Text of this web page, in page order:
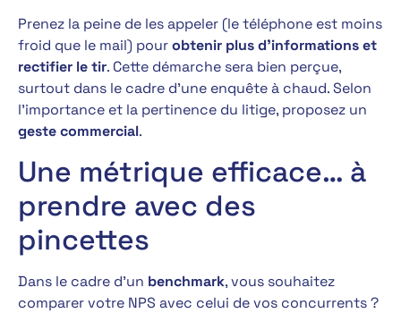
Prenez la peine de les appeler (le téléphone est moins
froid que le mail) pourobtenir plus d’informations et
rectifier le tir. Cette démarche sera bien perçue,
surtout dans le cadre d’une enquête à chaud. Selon
l’importance et la pertinence du litige, proposez un
geste commercial.
Une métrique efficace… à
prendre avec des
pincettes
Dans le cadre d’un benchmark, vous souhaitez
comparer votre NPS avec celui de vos concurrents ?